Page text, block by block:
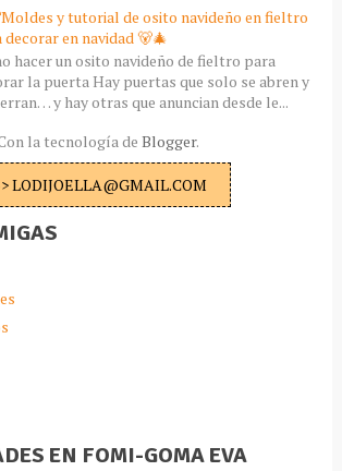
y tutorial de osito navideño en fieltro
decorar en navidad 🐻🎄
hacer un osito navideño de fieltro para
la puerta Hay puertas que solo se abren y
y hay otras que anuncian desde le...
la tecnología de Blogger.
LODIJOELLA@GMAIL.COM
EN FOMI-GOMA EVA